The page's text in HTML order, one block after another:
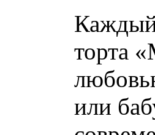
Каждый
торта
или